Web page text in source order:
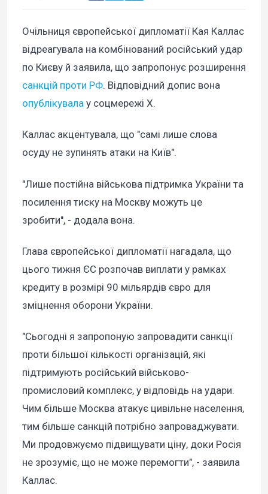
Очільниця європейської дипломатії Кая Каллас
відреагувала на комбінований російський удар
по Києву й заявила, що запропонує розширення
санкцій проти РФ. Відповідний допис вона
опублікувала у соцмережі X.
Каллас акцентувала, що "самі лише слова
осуду не зупинять атаки на Київ".
"Лише постійна військова підтримка України та
посилення тиску на Москву можуть це
зробити", - додала вона.
Глава європейської дипломатії нагадала, що
цього тижня ЄС розпочав виплати у рамках
кредиту в розмірі 90 мільярдів євро для
зміцнення оборони України.
"Сьогодні я запропоную запровадити санкції
проти більшої кількості організацій, які
підтримують російський військово-
промисловий комплекс, у відповідь на удари.
Чим більше Москва атакує цивільне населення,
тим більше санкцій потрібно запроваджувати.
Ми продовжуємо підвищувати ціну, доки Росія
не зрозуміє, що не може перемогти", - заявила
Каллас.